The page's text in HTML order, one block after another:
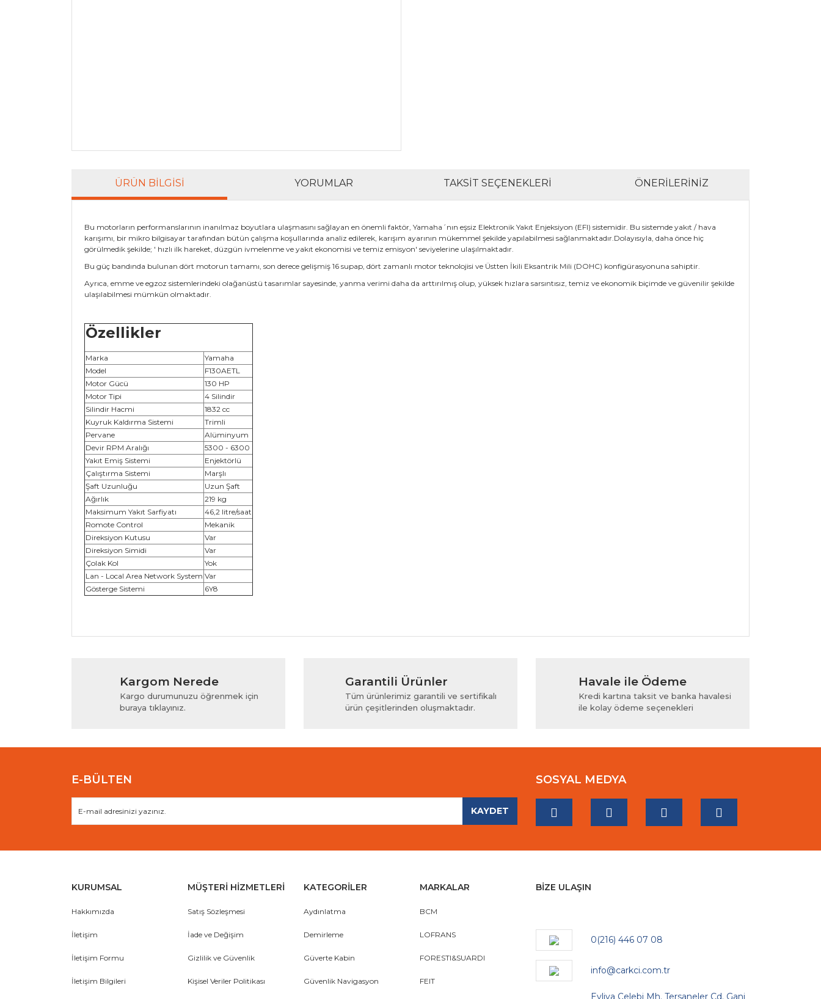
ÜRÜN BILGISI YORUMLAR TAKSIT SEÇENEKLERI ÖNERILERINIZ
Bu motorların performanslarının inanılmaz boyutlara ulaşmasını sağlayan en önemli faktör, Yamaha´nın eşsiz Elektronik Yakıt Enjeksiyon (EFI) sistemidir. Bu sistemde yakıt / hava
karışımı, bir mikro bilgisayar tarafından bütün çalışma koşullarında analiz edilerek, karışım ayarının mükemmel şekilde yapılabilmesi sağlanmaktadır.Dolayısıyla, daha önce hiç
görülmedik şekilde; ' hızlı ilk hareket, düzgün ivmelenme ve yakıt ekonomisi ve temiz emisyon' seviyelerine ulaşılmaktadır.
Bu güç bandında bulunan dört motorun tamamı, son derece gelişmiş 16 supap, dört zamanlı motor teknolojisi ve Üstten İkili Eksantrik Mili (DOHC) konfigürasyonuna sahiptir.
Ayrıca, emme ve egzoz sistemlerindeki olağanüstü tasarımlar sayesinde, yanma verimi daha da arttırılmış olup, yüksek hızlara sarsıntısız, temiz ve ekonomik biçimde ve güvenilir şekilde
ulaşılabilmesi mümkün olmaktadır.
Özellikler
Marka
Yamaha
Model
F130AETL
Motor Gücü
130 HP
Motor Tipi
4 Silindir
Silindir Hacmi
1832 cc
Kuyruk Kaldırma Sistemi
Trimli
Pervane
Alüminyum
Devir RPM Aralığı
5300 - 6300
Yakıt Emiş Sistemi
Enjektörlü
Çalıştırma Sistemi
Marşlı
Şaft Uzunluğu
Uzun Şaft
Ağırlık
219 kg
Maksimum Yakıt Sarfiyatı
46,2 litre/saat
Romote Control
Mekanik
Direksiyon Kutusu
Var
Direksiyon Simidi
Var
Çolak Kol
Yok
Lan - Local Area Network System Var
Gösterge Sistemi
6Y8
Yorum Yaz
Bu ürünün fiyat bilgisi, resim, ürün açıklamalarında ve diğer konularda yetersiz gördüğünüz noktaları öneri formunu kullanarak tarafımıza iletebilirsiniz.
Ürün resmi kalitesiz, bozuk veya görüntülenemiyor.
Ürün açıklamasında eksik bilgiler bulunuyor.
Ürün bilgilerinde hatalar bulunuyor.
Bu ürüne benzer farklı alternatifler olmalı.
Kargom Nerede
Kargo durumunuzu öğrenmek için
buraya tıklayınız.
Garantili Ürünler
Tüm ürünlerimiz garantili ve sertifikalı
ürün çeşitlerinden oluşmaktadır.
Havale ile Ödeme
Kredi kartına taksit ve banka havalesi
ile kolay ödeme seçenekleri
E-BÜLTEN
KAYDET
SOSYAL MEDYA
KURUMSAL
Hakkımızda
İletişim
İletişim Formu
İletişim Bilgileri
MÜŞTERİ HİZMETLERİ
Satış Sözleşmesi
İade ve Değişim
Gizlilik ve Güvenlik
Kişisel Veriler Politikası
KATEGORİLER
Aydınlatma
Demirleme
Güverte Kabin
Güvenlik Navigasyon
MARKALAR
BCM
LOFRANS
FORESTI&SUARDI
FEIT
BİZE ULAŞIN
0(216) 446 07 08
info@carkci.com.tr
Evliya Çelebi Mh. Tersaneler Cd. Gani